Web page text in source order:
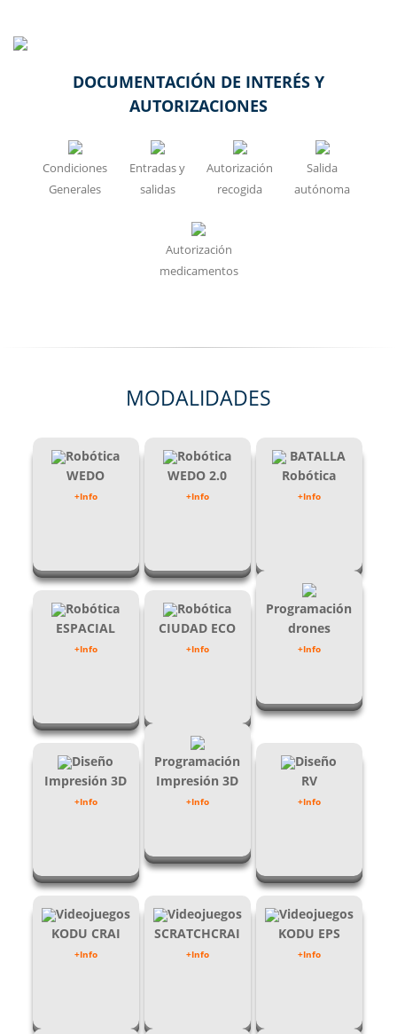
DOCUMENTACIÓN DE INTERÉS Y
AUTORIZACIONES
Condiciones
Generales
Entradas y
salidas
Autorización
recogida
Salida
autónoma
Autorización
medicamentos
MODALIDADES
Robótica
WEDO
+Info
Robótica
WEDO 2.0
+Info
BATALLA
Robótica
+Info
Robótica
ESPACIAL
+Info
Robótica
CIUDAD ECO
+Info
Programación
drones
+Info
Diseño
Impresión 3D
+Info
Programación
Impresión 3D
+Info
Diseño
RV
+Info
Videojuegos
KODU CRAI
+Info
Videojuegos
SCRATCHCRAI
+Info
Videojuegos
KODU EPS
+Info